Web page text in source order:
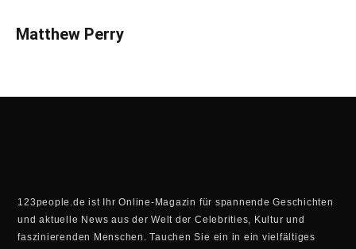
Matthew Perry
123people.de ist Ihr Online-Magazin für spannende Geschichten
und aktuelle News aus der Welt der Celebrities, Kultur und
faszinierenden Menschen. Tauchen Sie ein in ein vielfältiges